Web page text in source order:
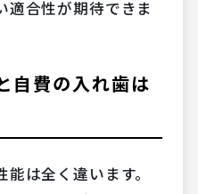
適合性が期待できま
自費の入れ歯は
は全く違います。